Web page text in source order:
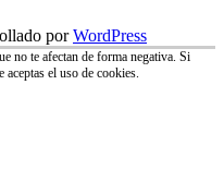
porWordPress
no te afectan de forma negativa. Si
el uso de cookies.